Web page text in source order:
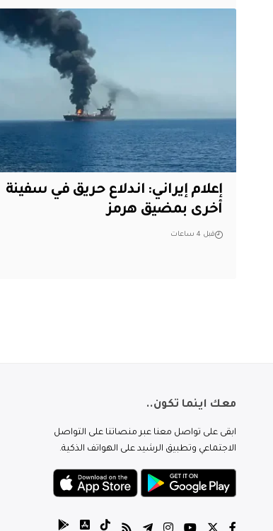
إعلام إيراني: اندلاع حريق في سفينة
أخرى بمضيق هرمز
قبل 4 ساعات
معك اينما تكون..
ابقى على تواصل معنا عبر منصاتنا على التواصل
الاجتماعي وتطبيق الرشيد على الهواتف الذكية.